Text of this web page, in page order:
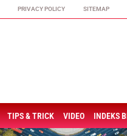
PRIVACY POLICY SITEMAP
TIPS & TRICK VIDEO INDEKS